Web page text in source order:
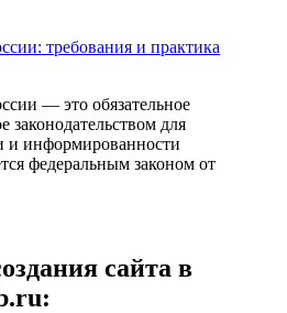
требования и практика
— это обязательное
законодательством для
и информированности
федеральным законом от
сайта в